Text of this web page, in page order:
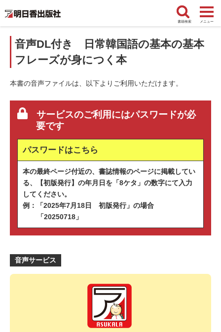
書籍検索 メニュー
音声DL付き 日常韓国語の基本の基本
フレーズが身につく本
本書の音声ファイルは、以下よりご利用いただけます。
サービスのご利用にはパスワードが必
要です
パスワードはこちら
本の最終ページ付近の、書誌情報のページに掲載してい
る、【初版発行】の年月日を「8ケタ」の数字にて入力
してください。
例：「2025年7月18日 初版発行」の場合
「20250718」
音声サービス